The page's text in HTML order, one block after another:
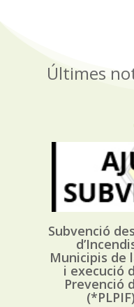
Últimes
Subvenció
Municipis de
i execució
Prevenció